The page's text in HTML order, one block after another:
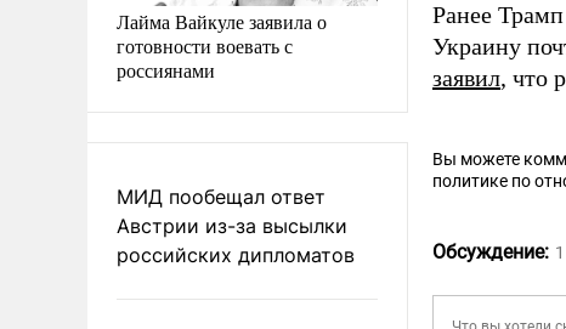
Лайма Вайкуле заявила о
готовности воевать с
россиянами
МИД пообещал ответ
Австрии из-за высылки
российских дипломатов
Ранее Трамп
Украину
заявил, что
Вы можете
политике по
Обсуждение: 1